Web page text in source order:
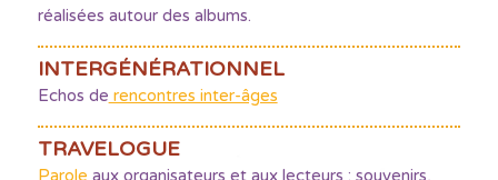
réalisées autour des albums.
INTERGÉNÉRATIONNEL
Echos de rencontres inter-âges
TRAVELOGUE
Parole aux organisateurs et aux lecteurs : souvenirs,